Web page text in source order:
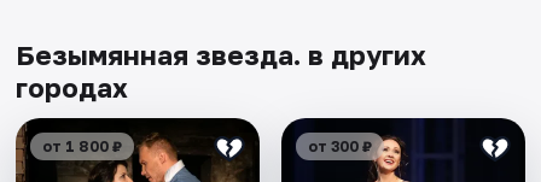
Безымянная звезда. в других
городах
от 1 800 ₽ от 300 ₽